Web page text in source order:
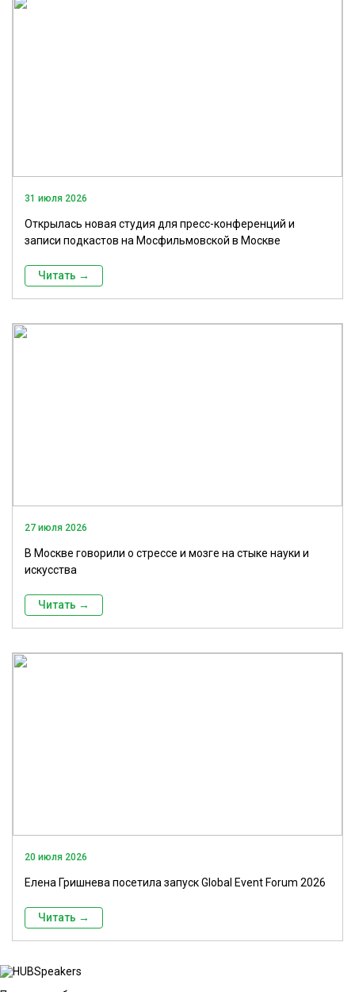
31 июля 2026
Открылась новая студия для пресс-конференций и
записи подкастов на Мосфильмовской в Москве
Читать →
27 июля 2026
В Москве говорили о стрессе и мозге на стыке науки и
искусства
Читать →
20 июля 2026
Елена Гришнева посетила запуск Global Event Forum 2026
Читать →